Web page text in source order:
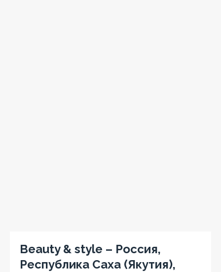
Beauty & style – Россия,
Республика Саха (Якутия),